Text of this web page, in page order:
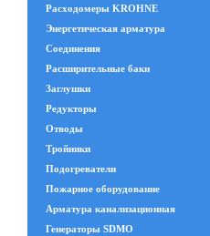
Расходомеры KROHNE
Энергетическая арматура
Соединения
Расширительные баки
Заглушки
Редукторы
Отводы
Тройники
Подогреватели
Пожарное оборудование
Арматура канализационная
Генераторы SDMO